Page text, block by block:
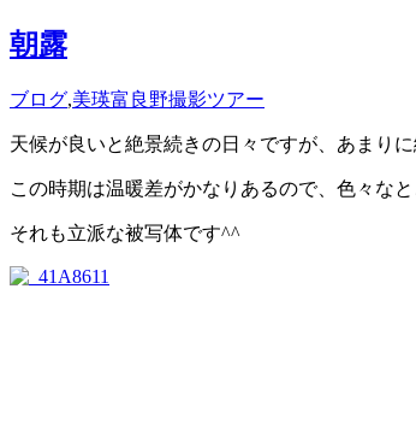
朝露
ブログ,美瑛富良野撮影ツアー
天候が良いと絶景続きの日々ですが、あまり
この時期は温暖差がかなりあるので、色々なと
それも立派な被写体です^^